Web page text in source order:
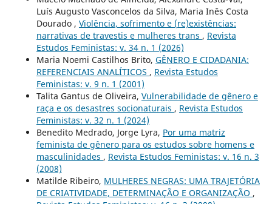
Luís Augusto Vasconcelos da Silva, Maria Inês Costa
Dourado , Violência, sofrimento e (re)existências:
narrativas de travestis e mulheres trans , Revista
Estudos Feministas: v. 34 n. 1 (2026)
Maria Noemi Castilhos Brito, GÊNERO E CIDADANIA:
REFERENCIAIS ANALÍTICOS , Revista Estudos
Feministas: v. 9 n. 1 (2001)
Talita Gantus de Oliveira, Vulnerabilidade de gênero e
raça e os desastres socionaturais , Revista Estudos
Feministas: v. 32 n. 1 (2024)
Benedito Medrado, Jorge Lyra, Por uma matriz
feminista de gênero para os estudos sobre homens e
masculinidades , Revista Estudos Feministas: v. 16 n. 3
(2008)
Matilde Ribeiro, MULHERES NEGRAS: UMA TRAJETÓRIA
DE CRIATIVIDADE, DETERMINAÇÃO E ORGANIZAÇÃO ,